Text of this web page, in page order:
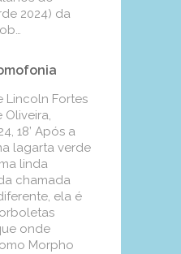
2024) da
Lincoln Fortes
Oliveira,
18’ Após a
lagarta verde
linda
chamada
ela é
onde
Morpho